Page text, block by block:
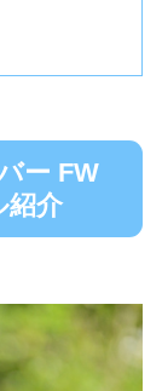
ー FW
紹介